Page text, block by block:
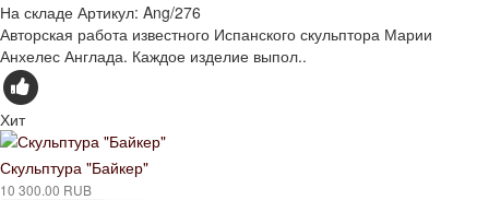
На складе Артикул: Ang/276
Авторская работа известного Испанского скульптора Марии
Анхелес Англада. Каждое изделие выпол..
Хит
Скульптура "Байкер"
10 300.00 RUB